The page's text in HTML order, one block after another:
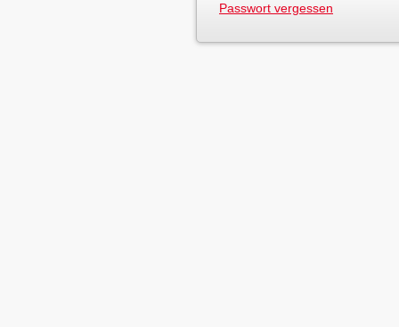
Passwort vergessen